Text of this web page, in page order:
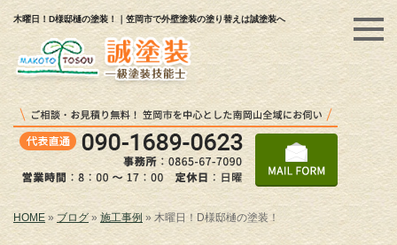
木曜日！D様邸樋の塗装！｜笠岡市で外壁塗装の塗り替えは誠塗装へ
HOME» ブログ» 施工事例 » 木曜日！D様邸樋の塗装！